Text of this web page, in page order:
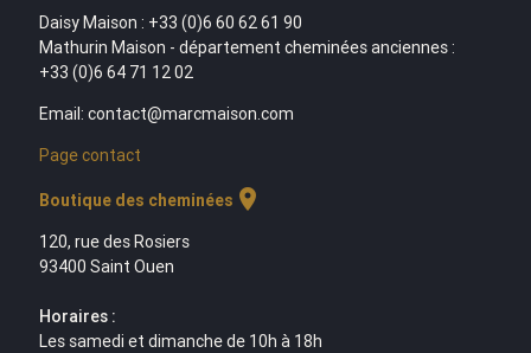
Daisy Maison : +33 (0)6 60 62 61 90
Mathurin Maison - département cheminées anciennes :
+33 (0)6 64 71 12 02
Email: contact@marcmaison.com
Page contact
Boutique des cheminées location_on
120, rue des Rosiers
93400 Saint Ouen
Horaires :
Les samedi et dimanche de 10h à 18h